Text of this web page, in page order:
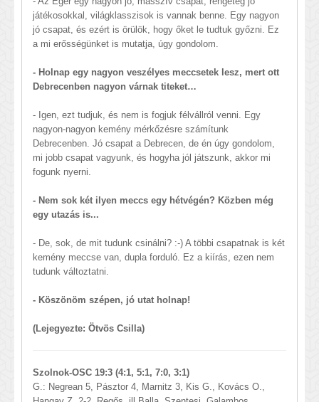
játékosokkal, világklasszisok is vannak benne. Egy nagyon
jó csapat, és ezért is örülök, hogy őket le tudtuk győzni. Ez
a mi erősségünket is mutatja, úgy gondolom.
- Holnap egy nagyon veszélyes meccsetek lesz, mert ott
Debrecenben nagyon várnak titeket…
- Igen, ezt tudjuk, és nem is fogjuk félvállról venni. Egy
nagyon-nagyon kemény mérkőzésre számítunk
Debrecenben. Jó csapat a Debrecen, de én úgy gondolom,
mi jobb csapat vagyunk, és hogyha jól játszunk, akkor mi
fogunk nyerni.
- Nem sok két ilyen meccs egy hétvégén? Közben még
egy utazás is...
- De, sok, de mit tudunk csinálni? :-) A többi csapatnak is két
kemény meccse van, dupla forduló. Ez a kiírás, ezen nem
tudunk változtatni.
- Köszönöm szépen, jó utat holnap!
(Lejegyezte: Ötvös Csilla)
Szolnok-OSC 19:3 (4:1, 5:1, 7:0, 3:1)
G.: Negrean 5, Pásztor 4, Marnitz 3, Kis G., Kovács O.,